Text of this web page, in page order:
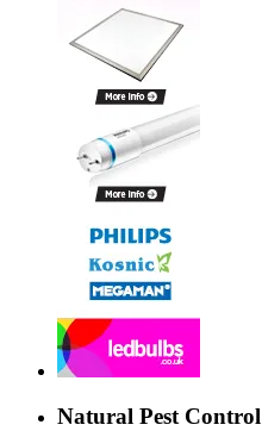
Natural Pest Control